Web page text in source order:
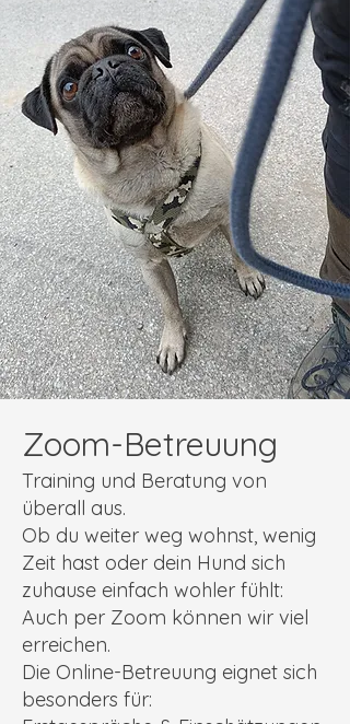
Zoom-Betreuung
Training und Beratung von
überall aus.
Ob du weiter weg wohnst, wenig
Zeit hast oder dein Hund sich
zuhause einfach wohler fühlt:
Auch per Zoom können wir viel
erreichen.
Die Online-Betreuung eignet sich
besonders für: